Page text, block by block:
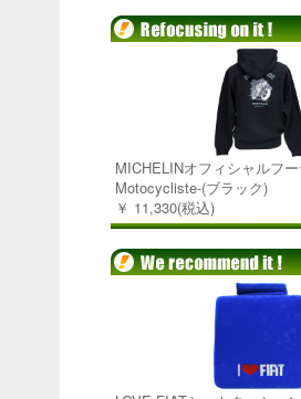
MICHELINオフィシャルフ
Motocycliste-(ブラック)
￥ 11,330(税込)